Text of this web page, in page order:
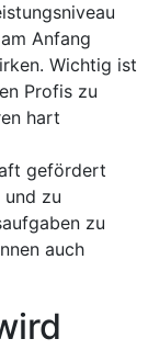
Anfang
Wichtig ist
Profis zu
hart
gefördert
zu
zu
auch